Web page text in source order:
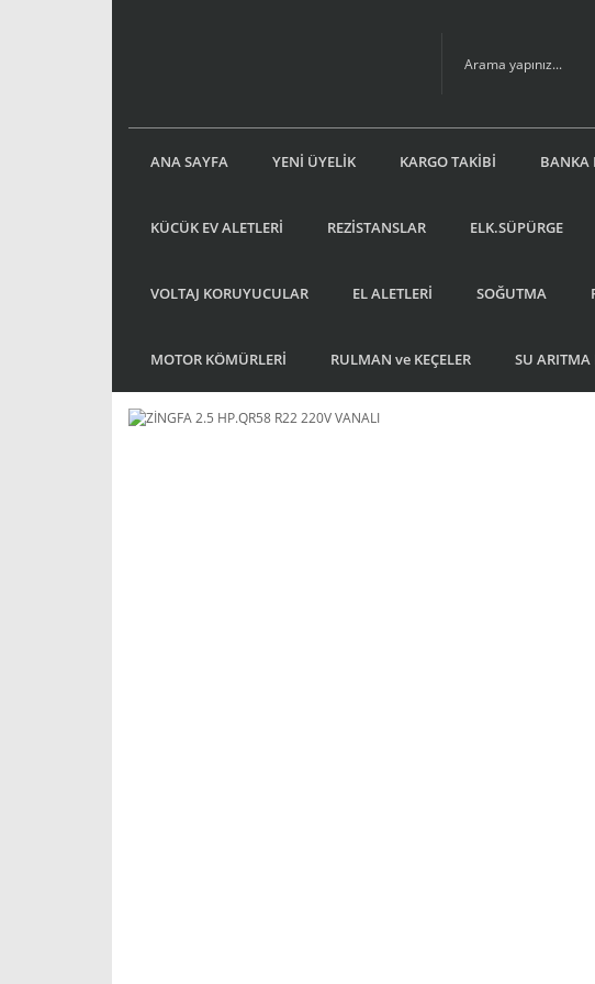
ANA SAYFA YENİ ÜYELİK KARGO TAKİBİ BANKA
KÜCÜK EV ALETLERİ REZİSTANSLAR ELK.SÜPÜRGE
VOLTAJ KORUYUCULAR EL ALETLERİ SOĞUTMA
MOTOR KÖMÜRLERİ RULMAN ve KEÇELER SU ARITMA